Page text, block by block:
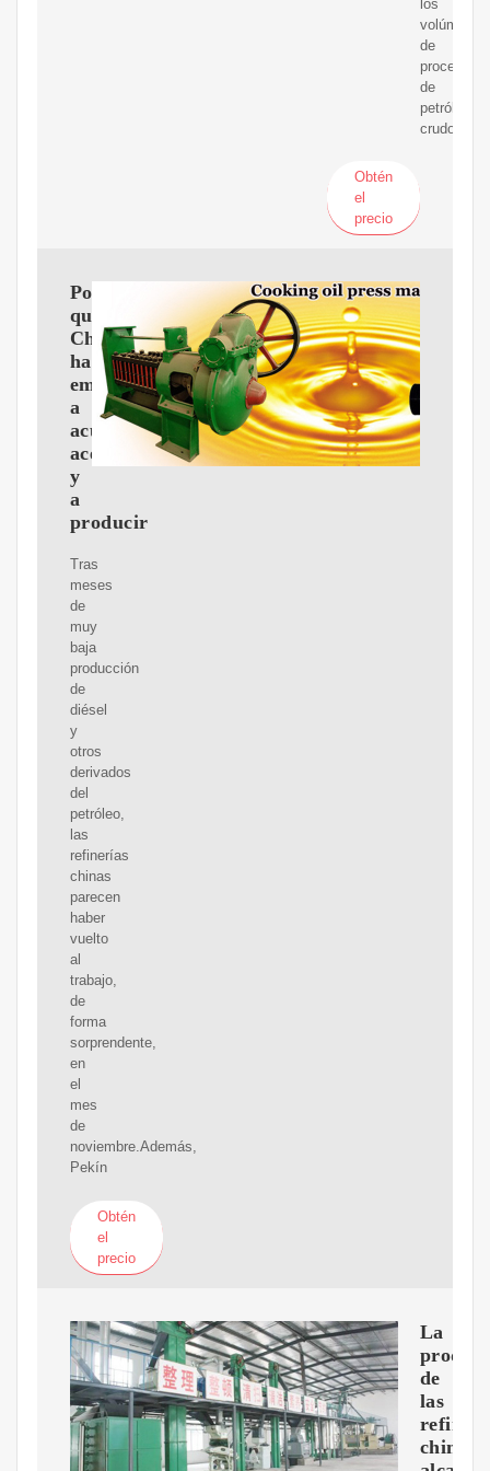
los
volúmenes
de
de
petróleo
crudo.
Obtén
el
precio
Por
qué
China
ha
empezado
a
acumular
aceite
y
a
producir
Tras
meses
de
muy
baja
producción
de
diésel
y
otros
derivados
del
petróleo,
las
refinerías
chinas
parecen
haber
vuelto
al
trabajo,
de
forma
sorprendente,
en
el
mes
de
noviembre.Además,
Pekín
Obtén
el
precio
La
de
las
chinas